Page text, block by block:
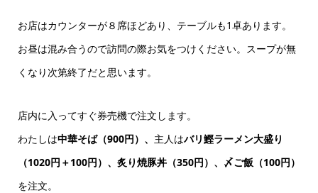
お店はカウンターが８席ほどあり、テーブルも1卓あります。
お昼は混み合うので訪問の際お気をつけください。スープが無
くなり次第終了だと思います。
店内に入ってすぐ券売機で注文します。
わたしは中華そば（900円）、 主人はバリ鰹ラーメン大盛り
（1020円＋100円）、炙り焼豚丼（350円）、〆ご飯（100円）
を注文。